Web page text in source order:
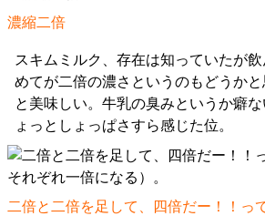
濃縮二倍
スキムミルク、存在は知っていたが
めてが二倍の濃さというのもどうか
と美味しい。牛乳の臭みというか癖
ょっとしょっぱさすら感じた位。
二倍と二倍を足して、四倍だー！！っ